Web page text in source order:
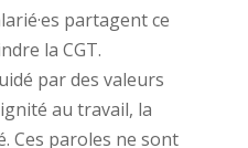
partagent ce
la CGT.
par des valeurs
au travail, la
Ces paroles ne sont